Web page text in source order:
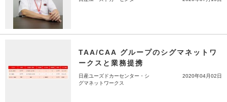
TAA/CAA グループのシグマネットワ
ークスと業務提携
日産ユーズドカーセンター・シ
グマネットワークス
2020年04月02日